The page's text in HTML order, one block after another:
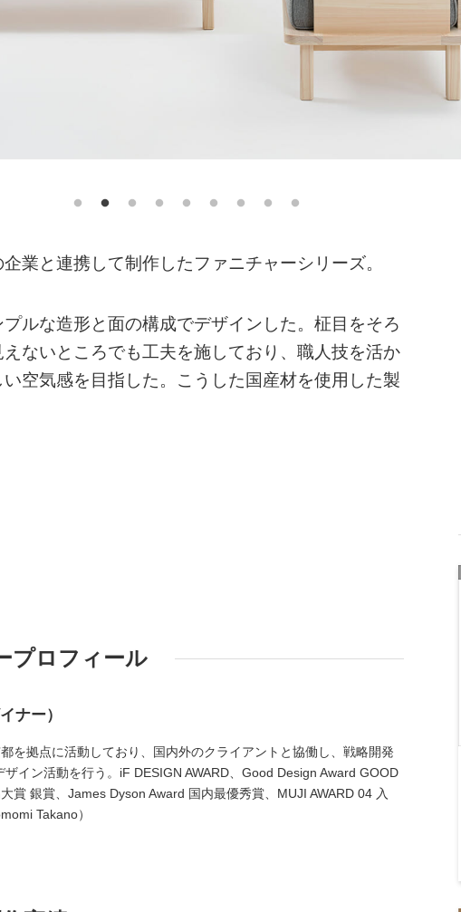
業と連携して制作したファニチャーシリーズ。
ルな造形と面の構成でデザインした。柾目をそろ
ないところでも工夫を施しており、職人技を活か
空気感を目指した。こうした国産材を使用した製
プロフィール
ナー）
を拠点に活動しており、国内外のクライアントと協働し、戦略開発
イン活動を行う。iF DESIGN AWARD、Good Design Award GOOD
賞 銀賞、James Dyson Award 国内最優秀賞、MUJI AWARD 04 入
Takano）